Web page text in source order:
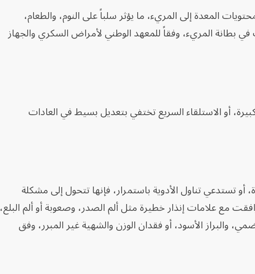
المعدة إلى المريء، ما يؤثر سلباً على النوم، والطعام،
في بطانة المريء، وفقاً للمعهد الوطني لأمراض السكري والجهاز
أو الاستلقاء السريع تختفي بتعديل بسيط في العادات
تستدعي تناول الأدوية باستمرار، فإنها تتحول إلى مشكلة
مع علامات إنذار خطيرة مثل ألم الصدر، وصعوبة أو ألم البلع،
والبراز الأسود، أو فقدان الوزن والشهية غير المبرر، وفق